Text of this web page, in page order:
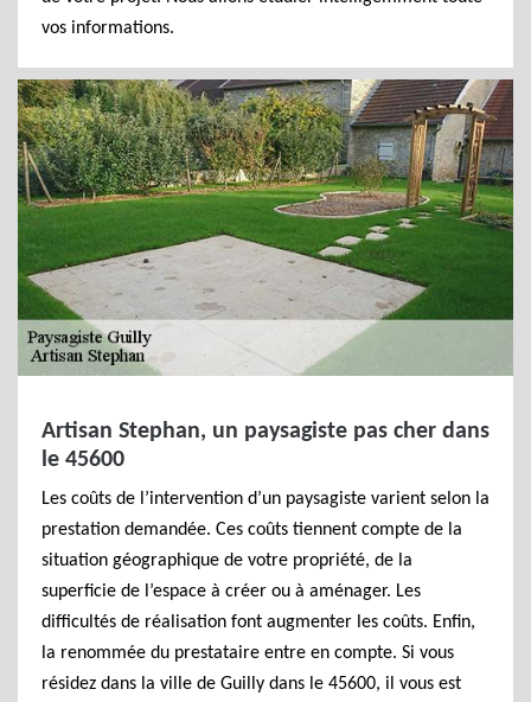
vos informations.
Artisan Stephan, un paysagiste pas cher dans
le 45600
Les coûts de l’intervention d’un paysagiste varient selon la
prestation demandée. Ces coûts tiennent compte de la
situation géographique de votre propriété, de la
superficie de l’espace à créer ou à aménager. Les
difficultés de réalisation font augmenter les coûts. Enfin,
la renommée du prestataire entre en compte. Si vous
résidez dans la ville de Guilly dans le 45600, il vous est